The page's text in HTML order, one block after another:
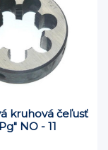
kruhová čeľusť
NO - 11